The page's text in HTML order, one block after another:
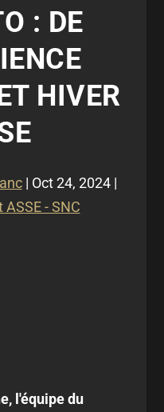
: DE
HIVER
| Oct 24, 2024|
ASSE - SNC
l'équipe du